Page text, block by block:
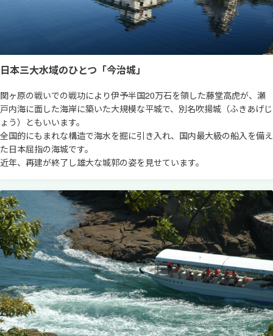
日本三大水域のひとつ「今治城」
関ヶ原の戦いでの戦功により伊予半国20万石を領した藤堂高虎が、瀬
戸内海に面した海岸に築いた大規模な平城で、別名吹揚城（ふきあげじ
ょう）ともいいます。
全国的にもまれな構造で海水を掘に引き入れ、国内最大級の船入を備え
た日本屈指の海城です。
近年、再建が終了し雄大な城郭の姿を見せています。